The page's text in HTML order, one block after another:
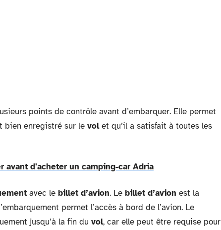
points de contrôle avant d’embarquer. Elle permet
bien enregistré sur le volet qu’il a satisfait à toutes les
avant d'acheter un camping-car Adria
avec le billet d’avion. Le billet d’avion est la
permet l’accès à bord de l’avion. Le
jusqu’à la fin du vol, car elle peut être requise pour